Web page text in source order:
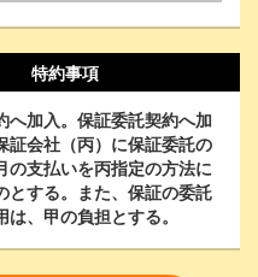
特約事項
へ加入。保証委託契約へ加
証会社（丙）に保証委託の
の支払いを丙指定の方法に
とする。また、保証の委託
は、甲の負担とする。